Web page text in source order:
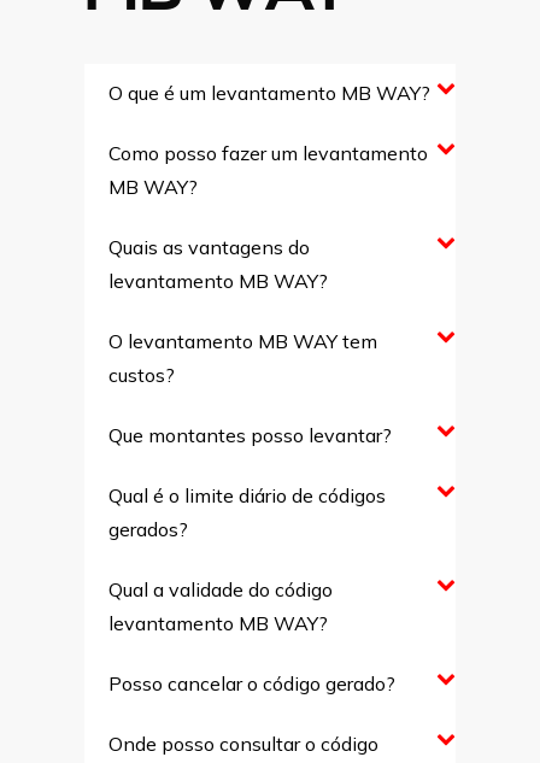
O que é um levantamento MB WAY?
Como posso fazer um levantamento
MB WAY?
Quais as vantagens do
levantamento MB WAY?
O levantamento MB WAY tem
custos?
Que montantes posso levantar?
Qual é o limite diário de códigos
gerados?
Qual a validade do código
levantamento MB WAY?
Posso cancelar o código gerado?
Onde posso consultar o código